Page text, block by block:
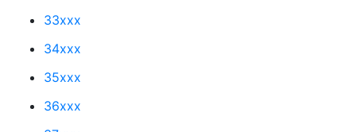
33xxx
34xxx
35xxx
36xxx